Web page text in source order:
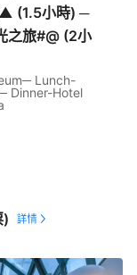
(1.5小時) ─
之旅#@ (2小
Lunch-
Dinner-Hotel
)